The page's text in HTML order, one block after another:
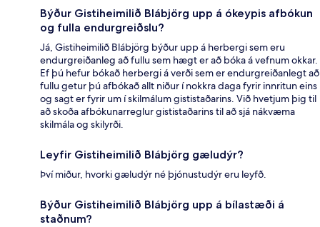
Býður Gistiheimilið Blábjörg upp á ókeypis afbókun
og fulla endurgreiðslu?
Já, Gistiheimilið Blábjörg býður upp á herbergi sem eru
endurgreiðanleg að fullu sem hægt er að bóka á vefnum okkar.
Ef þú hefur bókað herbergi á verði sem er endurgreiðanlegt að
fullu getur þú afbókað allt niður í nokkra daga fyrir innritun eins
og sagt er fyrir um í skilmálum gististaðarins. Við hvetjum þig til
að skoða afbókunarreglur gististaðarins til að sjá nákvæma
skilmála og skilyrði.
Leyfir Gistiheimilið Blábjörg gæludýr?
Því miður, hvorki gæludýr né þjónustudýr eru leyfð.
Býður Gistiheimilið Blábjörg upp á bílastæði á
staðnum?